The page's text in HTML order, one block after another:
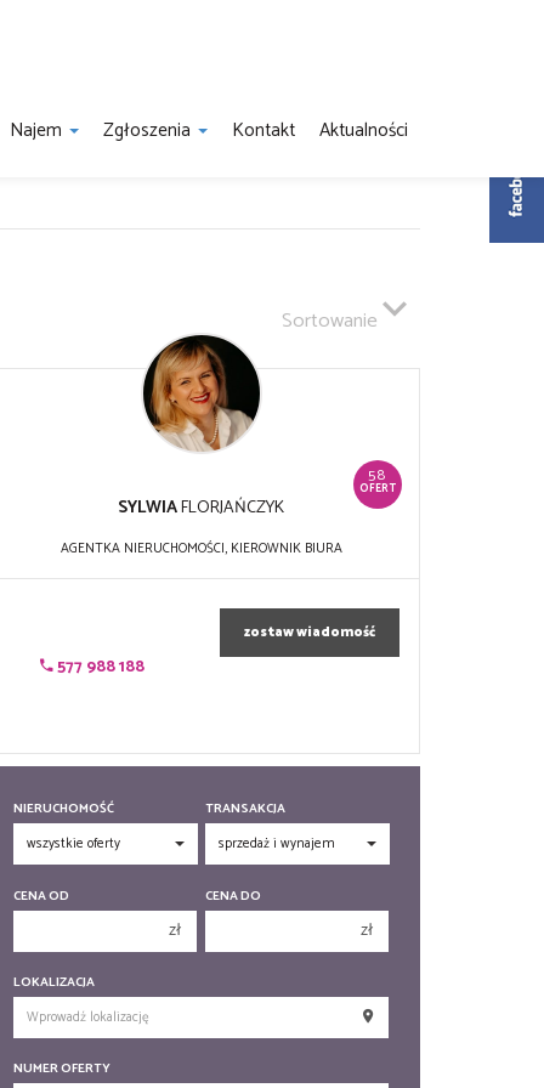
Najem Zgłoszenia Kontakt Aktualności
Sortowanie
58
OFERT
SYLWIAFLORJAŃCZYK
AGENTKA NIERUCHOMOŚCI, KIEROWNIK BIURA
577 988 188
zostaw wiadomość
NIERUCHOMOŚĆ TRANSAKCJA
CENA OD
zł
250 000 zł
300 000 zł
CENA DO
zł
250 000 zł
300 000 zł
LOKALIZACJA
NUMER OFERTY